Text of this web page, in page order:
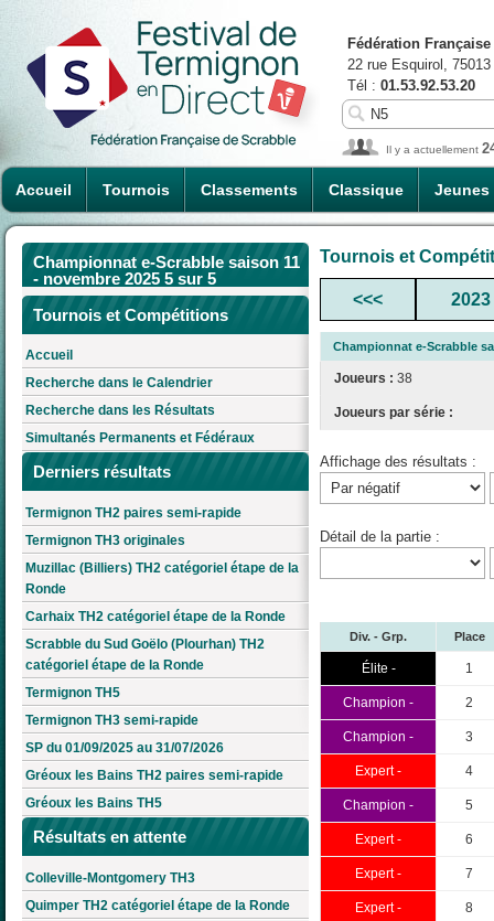
Accueil Tournois Classements Classique Jeunes
Fédération
22 rue Esquirol,
Tél : 01.53.92.53.20
Il y a actuellement
Championnat e-Scrabble saison 11
- novembre 2025 5 sur 5
Tournois et Compétitions
Accueil
Recherche dans le Calendrier
Recherche dans les Résultats
Simultanés Permanents et Fédéraux
Derniers résultats
Termignon TH2 paires semi-rapide
Termignon TH3 originales
Muzillac (Billiers) TH2 catégoriel étape de la
Ronde
Carhaix TH2 catégoriel étape de la Ronde
Scrabble du Sud Goëlo (Plourhan) TH2
catégoriel étape de la Ronde
Termignon TH5
Termignon TH3 semi-rapide
SP du 01/09/2025 au 31/07/2026
Gréoux les Bains TH2 paires semi-rapide
Gréoux les Bains TH5
Résultats en attente
Colleville-Montgomery TH3
Quimper TH2 catégoriel étape de la Ronde
Tournois et
<<< 2023
Championnat e-Scrabble
Joueurs : 38
Joueurs par série :
Affichage des résultats :
Détail de la partie :
Div. - Grp. Place
Élite - 1
Champion - 2
Champion - 3
Expert - 4
Champion - 5
Expert - 6
Expert - 7
Expert - 8